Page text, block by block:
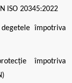
ISO 20345:2022
împotriva
împotriva